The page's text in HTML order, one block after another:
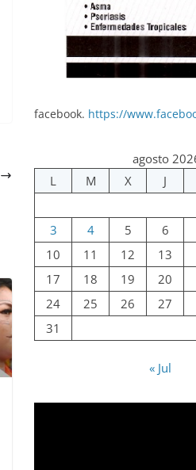
facebook. https://
agosto
L
M X J
3
4 5 6
10
11 12 13
17
18 19 20
24
25 26 27
31
« Jul